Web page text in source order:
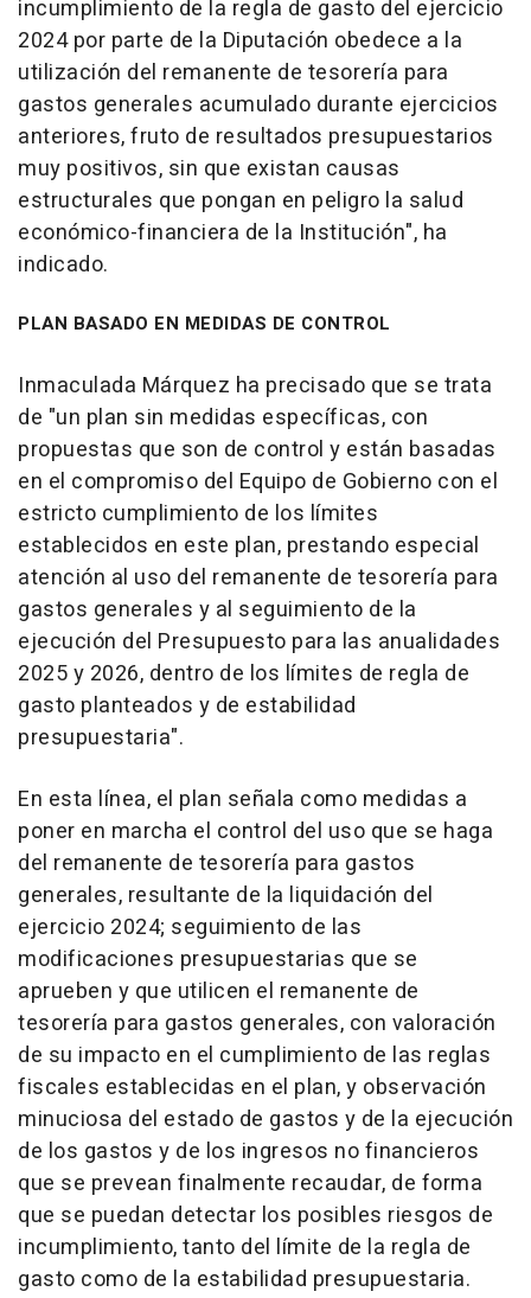
incumplimiento de la regla de gasto del ejercicio
2024 por parte de la Diputación obedece a la
utilización del remanente de tesorería para
gastos generales acumulado durante ejercicios
anteriores, fruto de resultados presupuestarios
muy positivos, sin que existan causas
estructurales que pongan en peligro la salud
económico-financiera de la Institución", ha
indicado.
PLAN BASADO EN MEDIDAS DE CONTROL
Inmaculada Márquez ha precisado que se trata
de "un plan sin medidas específicas, con
propuestas que son de control y están basadas
en el compromiso del Equipo de Gobierno con el
estricto cumplimiento de los límites
establecidos en este plan, prestando especial
atención al uso del remanente de tesorería para
gastos generales y al seguimiento de la
ejecución del Presupuesto para las anualidades
2025 y 2026, dentro de los límites de regla de
gasto planteados y de estabilidad
presupuestaria".
En esta línea, el plan señala como medidas a
poner en marcha el control del uso que se haga
del remanente de tesorería para gastos
generales, resultante de la liquidación del
ejercicio 2024; seguimiento de las
modificaciones presupuestarias que se
aprueben y que utilicen el remanente de
tesorería para gastos generales, con valoración
de su impacto en el cumplimiento de las reglas
fiscales establecidas en el plan, y observación
minuciosa del estado de gastos y de la ejecución
de los gastos y de los ingresos no financieros
que se prevean finalmente recaudar, de forma
que se puedan detectar los posibles riesgos de
incumplimiento, tanto del límite de la regla de
gasto como de la estabilidad presupuestaria.